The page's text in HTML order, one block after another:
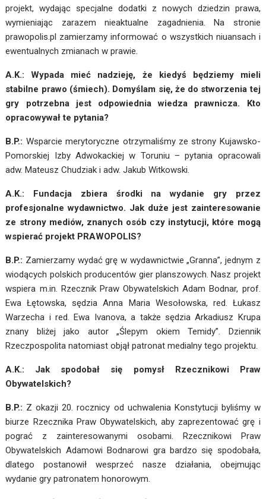
projekt, wydając specjalne dodatki z nowych dziedzin prawa,
wymieniając zarazem nieaktualne zagadnienia. Na stronie
prawopolis.pl zamierzamy informować o wszystkich niuansach i
ewentualnych zmianach w prawie.
A.K.: Wypada mieć nadzieję, że kiedyś będziemy mieli
stabilne prawo (śmiech). Domyślam się, że do stworzenia tej
gry potrzebna jest odpowiednia wiedza prawnicza. Kto
opracowywał te pytania?
B.P.: Wsparcie merytoryczne otrzymaliśmy ze strony Kujawsko-
Pomorskiej Izby Adwokackiej w Toruniu – pytania opracowali
adw. Mateusz Chudziak i adw. Jakub Witkowski.
A.K.: Fundacja zbiera środki na wydanie gry przez
profesjonalne wydawnictwo. Jak duże jest zainteresowanie
ze strony mediów, znanych osób czy instytucji, które mogą
wspierać projekt PRAWOPOLIS?
B.P.: Zamierzamy wydać grę w wydawnictwie „Granna”, jednym z
wiodących polskich producentów gier planszowych. Nasz projekt
wspiera m.in. Rzecznik Praw Obywatelskich Adam Bodnar, prof.
Ewa Łętowska, sędzia Anna Maria Wesołowska, red. Łukasz
Warzecha i red. Ewa Ivanova, a także sędzia Arkadiusz Krupa
znany bliżej jako autor „Ślepym okiem Temidy”. Dziennik
Rzeczpospolita natomiast objął patronat medialny tego projektu.
A.K.: Jak spodobał się pomysł Rzecznikowi Praw
Obywatelskich?
B.P.: Z okazji 20. rocznicy od uchwalenia Konstytucji byliśmy w
biurze Rzecznika Praw Obywatelskich, aby zaprezentować grę i
pograć z zainteresowanymi osobami. Rzecznikowi Praw
Obywatelskich Adamowi Bodnarowi gra bardzo się spodobała,
dlatego postanowił wesprzeć nasze działania, obejmując
wydanie gry patronatem honorowym.